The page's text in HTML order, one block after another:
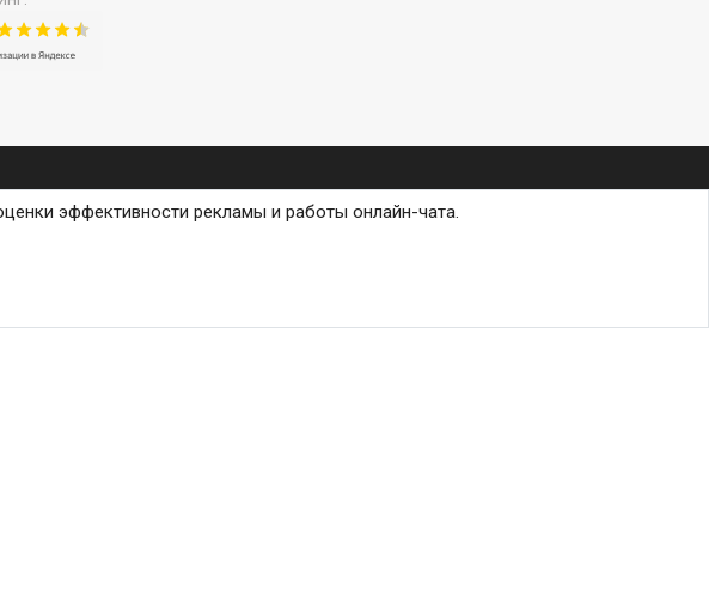
эффективности рекламы и работы онлайн-чата.